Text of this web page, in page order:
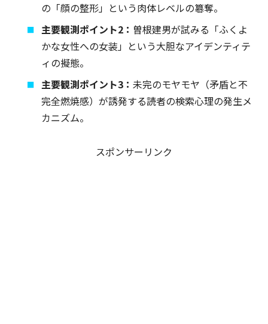
の「顔の整形」という肉体レベルの簒奪。
主要観測ポイント2： 曽根建男が試みる「ふくよ
かな女性への女装」という大胆なアイデンティテ
ィの擬態。
主要観測ポイント3：未完のモヤモヤ（矛盾と不
完全燃焼感）が誘発する読者の検索心理の発生メ
カニズム。
スポンサーリンク